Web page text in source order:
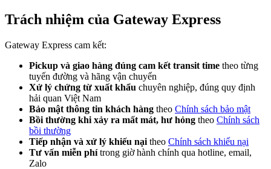
Trách nhiệm của Gateway Express
Gateway Express cam kết:
Pickup và giao hàng đúng cam kết transit time theo từng
tuyến đường và hãng vận chuyển
Xử lý chứng từ xuất khẩu chuyên nghiệp, đúng quy định
hải quan Việt Nam
Bảo mật thông tin khách hàng theo Chính sách bảo mật
Bồi thường khi xảy ra mất mát, hư hỏng theo Chính sách
bồi thường
Tiếp nhận và xử lý khiếu nại theo Chính sách khiếu nại
Tư vấn miễn phítrong giờ hành chính qua hotline, email,
Zalo